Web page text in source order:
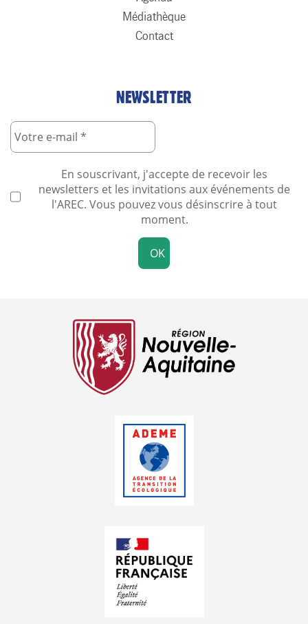
Médiathèque
Contact
NEWSLETTER
En souscrivant, j'accepte de recevoir les
newsletters et les invitations aux événements de
l'AREC. Vous pouvez vous désinscrire à tout
moment.